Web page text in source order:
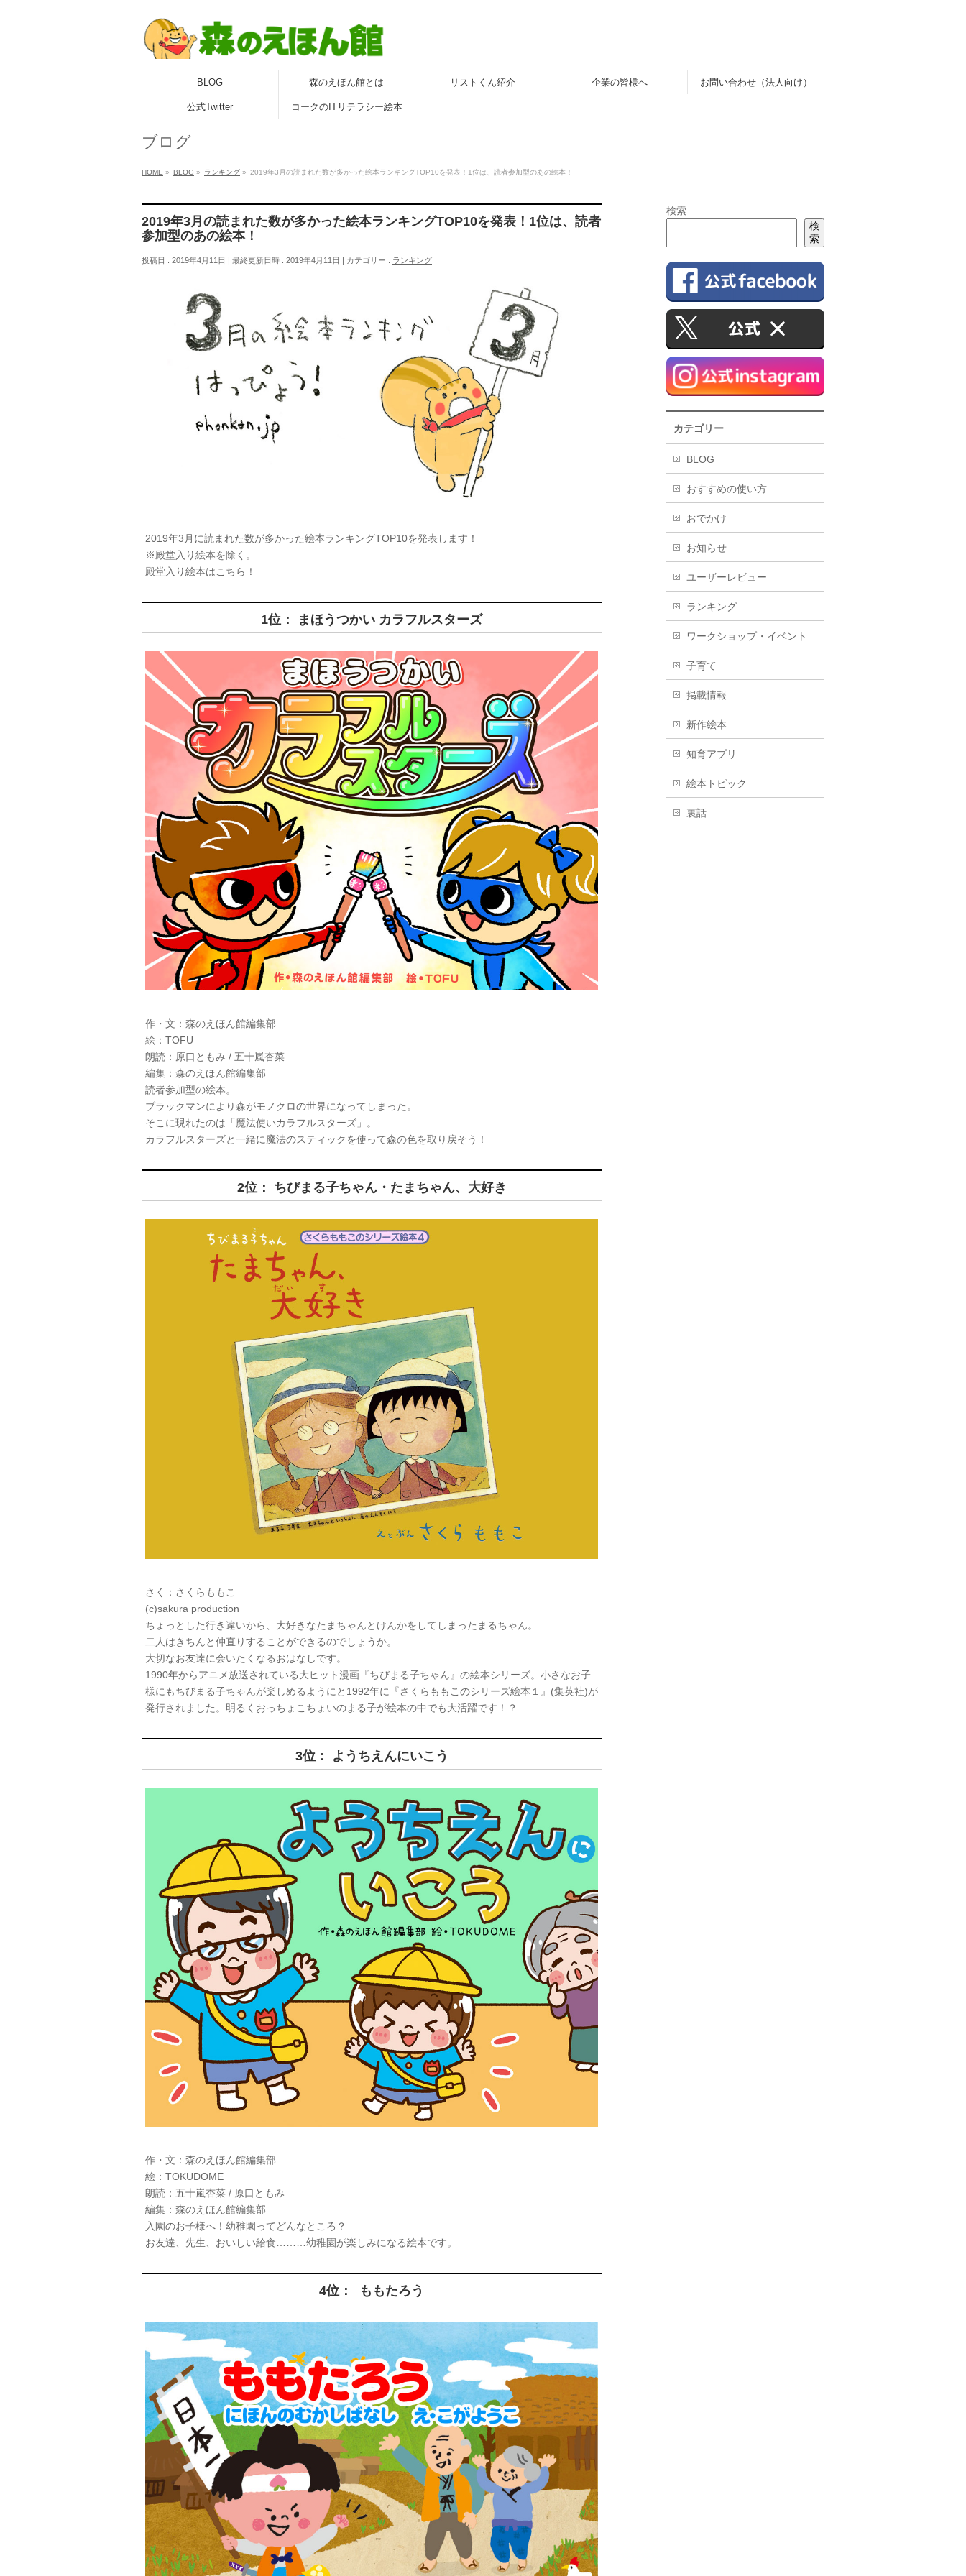
BLOG 森のえほん館とは リストくん紹介 企業の皆様へ お問い合わせ（法人向け）
公式Twitter コークのITリテラシー絵本
ブログ
HOME » BLOG » ランキング » 2019年3月の読まれた数が多かった絵本ランキングTOP10を発表！1位は、読者参加型のあの絵本！
2019年3月の読まれた数が多かった絵本ランキングTOP10を発表！1位は、読者
参加型のあの絵本！
投稿日 : 2019年4月11日 最終更新日時 : 2019年4月11日 カテゴリー : ランキング
2019年3月に読まれた数が多かった絵本ランキングTOP10を発表します！
※殿堂入り絵本を除く。
殿堂入り絵本はこちら！
1位： まほうつかい カラフルスターズ
作・文：森のえほん館編集部
絵：TOFU
朗読：原口ともみ / 五十嵐杏菜
編集：森のえほん館編集部
読者参加型の絵本。
ブラックマンにより森がモノクロの世界になってしまった。
そこに現れたのは「魔法使いカラフルスターズ」。
カラフルスターズと一緒に魔法のスティックを使って森の色を取り戻そう！
2位： ちびまる子ちゃん・たまちゃん、大好き
さく：さくらももこ
(c)sakura production
ちょっとした行き違いから、大好きなたまちゃんとけんかをしてしまったまるちゃん。
二人はきちんと仲直りすることができるのでしょうか。
大切なお友達に会いたくなるおはなしです。
1990年からアニメ放送されている大ヒット漫画『ちびまる子ちゃん』の絵本シリーズ。小さなお子
様にもちびまる子ちゃんが楽しめるようにと1992年に『さくらももこのシリーズ絵本１』(集英社)が
発行されました。明るくおっちょこちょいのまる子が絵本の中でも大活躍です！？
3位： ようちえんにいこう
作・文：森のえほん館編集部
絵：TOKUDOME
朗読：五十嵐杏菜 / 原口ともみ
編集：森のえほん館編集部
入園のお子様へ！幼稚園ってどんなところ？
お友達、先生、おいしい給食………幼稚園が楽しみになる絵本です。
4位： ももたろう
検索
検
索
カテゴリー
BLOG
おすすめの使い方
おでかけ
お知らせ
ユーザーレビュー
ランキング
ワークショップ・イベント
子育て
掲載情報
新作絵本
知育アプリ
絵本トピック
裏話